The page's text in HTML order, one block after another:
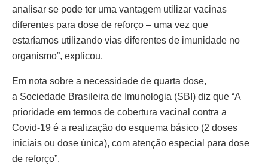
analisar se pode ter uma vantagem utilizar vacinas
diferentes para dose de reforço – uma vez que
estaríamos utilizando vias diferentes de imunidade no
organismo”, explicou.
Em nota sobre a necessidade de quarta dose,
a Sociedade Brasileira de Imunologia (SBI) diz que “A
prioridade em termos de cobertura vacinal contra a
Covid-19 é a realização do esquema básico (2 doses
iniciais ou dose única), com atenção especial para dose
de reforço”.